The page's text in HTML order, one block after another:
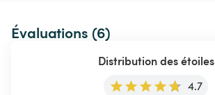
Évaluations (6)
Distribution des étoiles
4.7